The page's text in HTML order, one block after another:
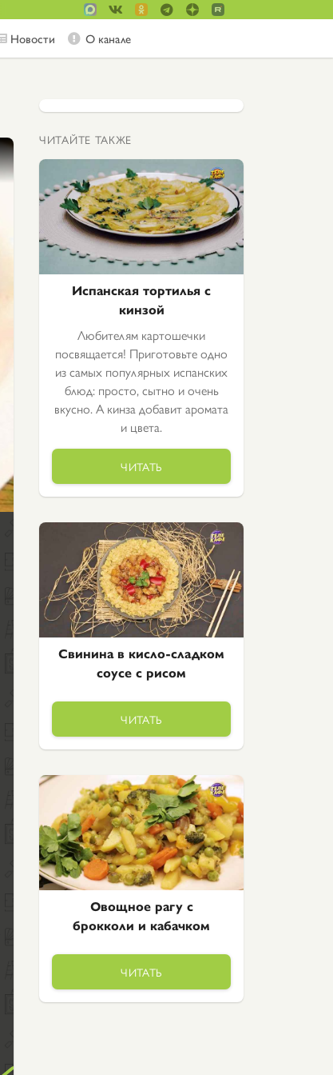
Новости О канале
ЧИТАЙТЕ ТАКЖЕ
Испанская тортилья с
кинзой
Любителям картошечки
посвящается! Приготовьте одно
из самых популярных испанских
блюд: просто, сытно и очень
вкусно. А кинза добавит аромата
и цвета.
ЧИТАТЬ
Свинина в кисло-сладком
соусе с рисом
ЧИТАТЬ
Овощное рагу с
брокколи и кабачком
ЧИТАТЬ